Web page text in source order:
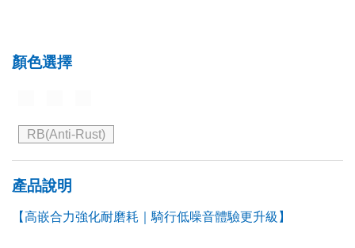
顏色選擇
RB(Anti-Rust)
產品說明
【高嵌合力強化耐磨耗｜騎行低噪音體驗更升級】